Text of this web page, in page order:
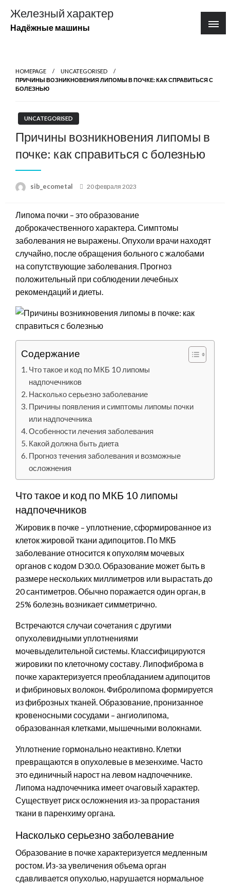
содержимому
Железный характер
Надёжные машины
HOMEPAGE
UNCATEGORISED
ПРИЧИНЫ ВОЗНИКНОВЕНИЯ ЛИПОМЫ В ПОЧКЕ: КАК СПРАВИТЬСЯ С
БОЛЕЗНЬЮ
UNCATEGORISED
Причины возникновения липомы в
почке: как справиться с болезнью
sib_ecometal
Posted
20 февраля 2023
Липома почки – это образование
доброкачественного характера. Симптомы
заболевания не выражены. Опухоли врачи находят
случайно, после обращения больного с жалобами
на сопутствующие заболевания. Прогноз
положительный при соблюдении лечебных
рекомендаций и диеты.
Содержание
Что такое и код по МКБ 10 липомы
надпочечников
Насколько серьезно заболевание
Причины появления и симптомы липомы почки
или надпочечника
Особенности лечения заболевания
Какой должна быть диета
Прогноз течения заболевания и возможные
осложнения
Что такое и код по МКБ 10 липомы
надпочечников
Жировик в почке – уплотнение, сформированное из
клеток жировой ткани адипоцитов. По МКБ
заболевание относится к опухолям мочевых
органов с кодом D30.0. Образование может быть в
размере нескольких миллиметров или вырастать до
20 сантиметров. Обычно поражается один орган, в
25% болезнь возникает симметрично.
Встречаются случаи сочетания с другими
опухолевидными уплотнениями
мочевыделительной системы. Классифицируются
жировики по клеточному составу. Липофиброма в
почке характеризуется преобладанием адипоцитов
и фибриновых волокон. Фибролипома формируется
из фиброзных тканей. Образование, пронизанное
кровеносными сосудами – ангиолипома,
образованная клетками, мышечными волокнами.
Уплотнение гормонально неактивно. Клетки
превращаются в опухолевые в мезенхиме. Часто
это единичный нарост на левом надпочечнике.
Липома надпочечника имеет очаговый характер.
Существует риск осложнения из-за прорастания
ткани в паренхиму органа.
Насколько серьезно заболевание
Образование в почке характеризуется медленным
ростом. Из-за увеличения объема орган
сдавливается опухолью, нарушается нормальное